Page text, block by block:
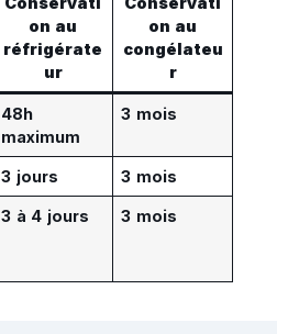
on au
réfrigérate
ur
on au
congélateu
r
48h
maximum
3 mois
3 jours 3 mois
3 à 4 jours 3 mois